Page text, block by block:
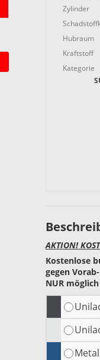
Zylinder
Hubraum
Kraftstoff
Kategorie
AKTION!
Kostenlose
gegen
NUR